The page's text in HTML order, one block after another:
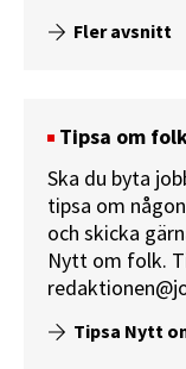
Fler avsnitt
Tipsa om
Ska du byta
tipsa om
och skicka
Nytt om folk.
Tipsa Nytt